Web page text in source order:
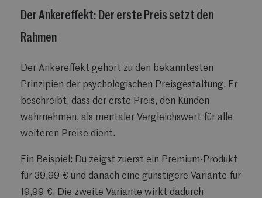
Der Ankereffekt: Der erste Preis setzt den
Rahmen
Der Ankereffekt gehört zu den bekanntesten
Prinzipien der psychologischen Preisgestaltung. Er
beschreibt, dass der erste Preis, den Kunden
wahrnehmen, als mentaler Vergleichswert für alle
weiteren Preise dient.
Ein Beispiel: Du zeigst zuerst ein Premium-Produkt
für 39,99 € und danach eine günstigere Variante für
19,99 €. Die zweite Variante wirkt dadurch